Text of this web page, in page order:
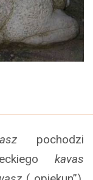
pochodzi
kavas